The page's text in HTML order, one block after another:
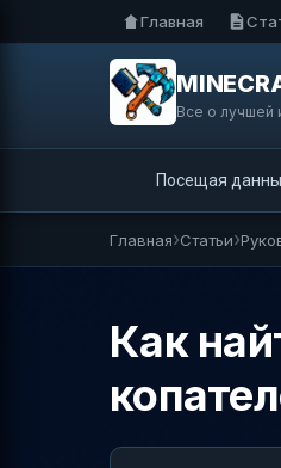
Главная
Все о лучшей
Посещая
Главная Статьи
Как